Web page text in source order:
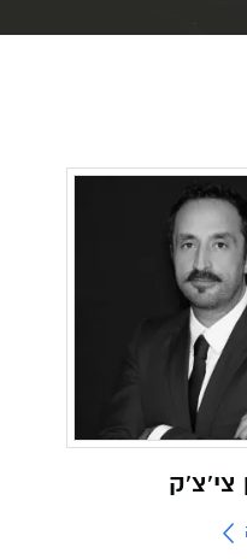
צי'צ'ק